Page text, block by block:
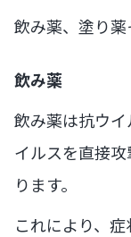
飲み薬、塗り薬
飲み薬
飲み薬は抗ウ
イルスを直接
ります。
これにより、